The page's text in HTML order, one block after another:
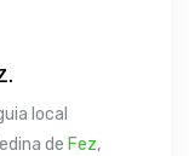
local
de Fez,